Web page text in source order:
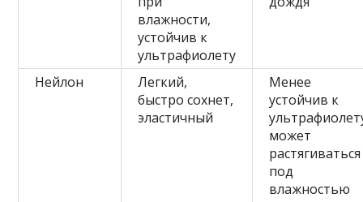
влажности,
устойчив к
ультрафиолету
Нейлон
Легкий,
быстро сохнет,
эластичный
Менее
устойчив к
может
растягиваться
под
влажностью